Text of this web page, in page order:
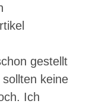
gestellt
keine
Ich